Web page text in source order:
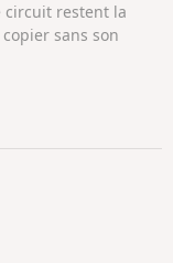
circuit restent la
sans son